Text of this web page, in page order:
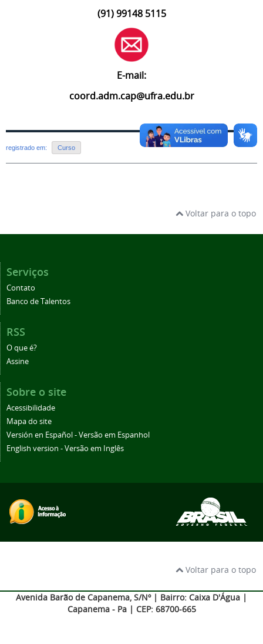
(91) 99148 5115
E-mail:
coord.adm.cap@ufra.edu.br
registrado em: Curso
Voltar para o topo
Serviços
Contato
Banco de Talentos
RSS
O que é?
Assine
Sobre o site
Acessibilidade
Mapa do site
Versión en Español - Versão em Espanhol
English version - Versão em Inglês
Voltar para o topo
Avenida Barão de Capanema, S/Nº | Bairro: Caixa D'Água |
Capanema - Pa | CEP: 68700-665